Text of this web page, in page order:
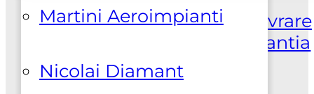
Martini Aeroimpianti
Nicolai Diamant
Cum comandDespre noi
Livrare
Garantia
produselor